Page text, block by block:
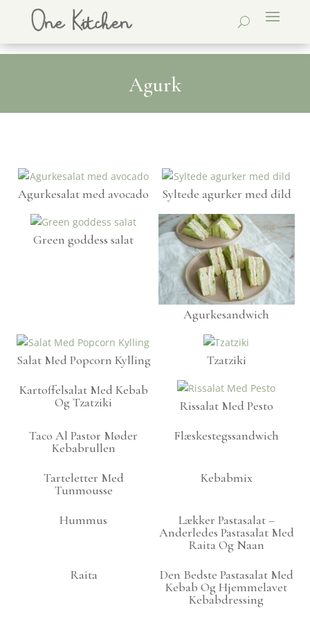
Agurk
Agurkesalat med avocado Syltede agurker med dild
Green goddess salat
Agurkesandwich
Salat Med Popcorn Kylling
Tzatziki
Kartoffelsalat Med Kebab
Og Tzatziki
Rissalat Med Pesto
Taco Al Pastor Møder
Kebabrullen
Flæskestegssandwich
Tarteletter Med
Tunmousse
Kebabmix
Hummus
Lækker Pastasalat –
Anderledes Pastasalat Med
Raita Og Naan
Raita
Den Bedste Pastasalat Med
Kebab Og Hjemmelavet
Kebabdressing